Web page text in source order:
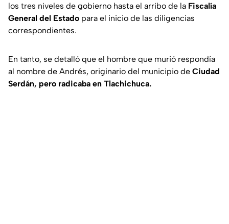
los tres niveles de gobierno hasta el arribo de la Fiscalía
General del Estado para el inicio de las diligencias
correspondientes.
En tanto, se detalló que el hombre que murió respondía
al nombre de Andrés, originario del municipio de Ciudad
Serdán, pero radicaba en Tlachichuca.